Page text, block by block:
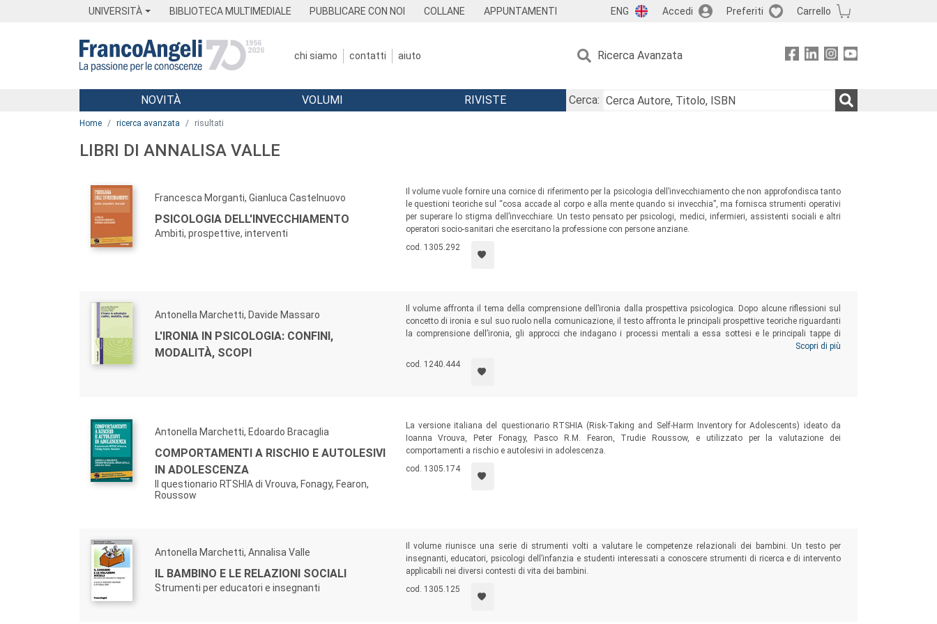
UNIVERSITÀ BIBLIOTECA MULTIMEDIALE PUBBLICARE CON NOI COLLANE APPUNTAMENTI ENG Accedi Preferiti Carrello
chi siamo contatti aiuto Ricerca Avanzata
Menu
NOVITÀ VOLUMI RIVISTE
Cerca:
Home ricerca avanzata risultati
LIBRI DI ANNALISA VALLE
Francesca Morganti, Gianluca Castelnuovo
PSICOLOGIA DELL'INVECCHIAMENTO
Ambiti, prospettive, interventi
Il volume vuole fornire una cornice di riferimento per la psicologia dell’invecchiamento che non approfondisca tanto
le questioni teoriche sul “cosa accade al corpo e alla mente quando si invecchia”, ma fornisca strumenti operativi
per superare lo stigma dell’invecchiare. Un testo pensato per psicologi, medici, infermieri, assistenti sociali e altri
operatori socio-sanitari che esercitano la professione con persone anziane.
cod. 1305.292
Antonella Marchetti, Davide Massaro
L'IRONIA IN PSICOLOGIA: CONFINI,
MODALITÀ, SCOPI
Il volume affronta il tema della comprensione dell’ironia dalla prospettiva psicologica. Dopo alcune riflessioni sul
concetto di ironia e sul suo ruolo nella comunicazione, il testo affronta le principali prospettive teoriche riguardanti
la comprensione dell’ironia, gli approcci che indagano i processi mentali a essa sottesi e le principali tappe di
sviluppo di tali processi dall’infanzia all’età adulta. Propone infine uno sguardo sull’ironia negli artefatti artistici e
nel design, a conferma del valore sociale e culturale che questa tipologia di comunicazione non letterale riveste
nell’esperienza umana.
Scopri di più
cod. 1240.444
Antonella Marchetti, Edoardo Bracaglia
COMPORTAMENTI A RISCHIO E AUTOLESIVI
IN ADOLESCENZA
Il questionario RTSHIA di Vrouva, Fonagy, Fearon,
Roussow
La versione italiana del questionario RTSHIA (Risk-Taking and Self-Harm Inventory for Adolescents) ideato da
Ioanna Vrouva, Peter Fonagy, Pasco R.M. Fearon, Trudie Roussow, e utilizzato per la valutazione dei
comportamenti a rischio e autolesivi in adolescenza.
cod. 1305.174
Antonella Marchetti, Annalisa Valle
IL BAMBINO E LE RELAZIONI SOCIALI
Strumenti per educatori e insegnanti
Il volume riunisce una serie di strumenti volti a valutare le competenze relazionali dei bambini. Un testo per
insegnanti, educatori, psicologi dell’infanzia e studenti interessati a conoscere strumenti di ricerca e di intervento
applicabili nei diversi contesti di vita dei bambini.
cod. 1305.125